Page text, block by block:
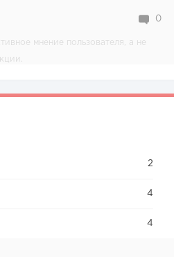
0
мнение пользователя, а не
2
4
4